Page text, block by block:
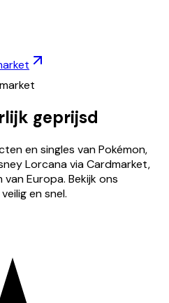
geprijsd
en singles van Pokémon,
Lorcana via Cardmarket,
Europa. Bekijk ons
en snel.